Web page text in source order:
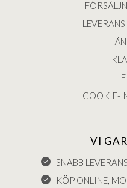
COOKIE-
VI
SNABB
KÖP ONLINE,